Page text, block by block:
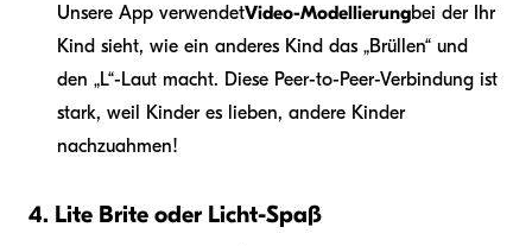
Unsere App verwendetVideo-Modellierungbei der Ihr
Kind sieht, wie ein anderes Kind das „Brüllen“ und
den „L“-Laut macht. Diese Peer-to-Peer-Verbindung ist
stark, weil Kinder es lieben, andere Kinder
nachzuahmen!
4. Lite Brite oder Licht-Spaß